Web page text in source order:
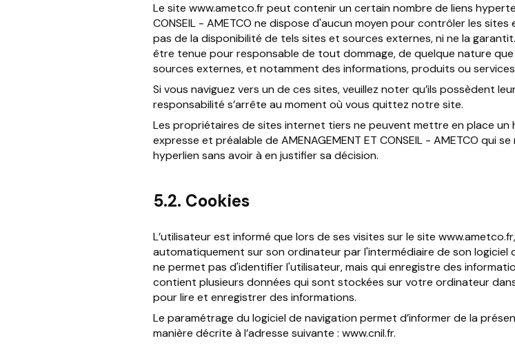
Le site www.ametco.fr peut contenir un certain nombre de liens
CONSEIL - AMETCO ne dispose d'aucun moyen pour contrôler les
pas de la disponibilité de tels sites et sources externes, ni ne la garantit.
être tenue pour responsable de tout dommage, de quelque nature
sources externes, et notamment des informations, produits ou
Si vous naviguez vers un de ces sites, veuillez noter qu’ils possèdent
responsabilité s’arrête au moment où vous quittez notre site.
Les propriétaires de sites internet tiers ne peuvent mettre en place
expresse et préalable de AMENAGEMENT ET CONSEIL - AMETCO qui
hyperlien sans avoir à en justifier sa décision.
5.2. Cookies
L’utilisateur est informé que lors de ses visites sur le site
automatiquement sur son ordinateur par l'intermédiaire de son logiciel
ne permet pas d'identifier l'utilisateur, mais qui enregistre des
contient plusieurs données qui sont stockées sur votre ordinateur
pour lire et enregistrer des informations.
Le paramétrage du logiciel de navigation permet d’informer de la
manière décrite à l’adresse suivante : www.cnil.fr.